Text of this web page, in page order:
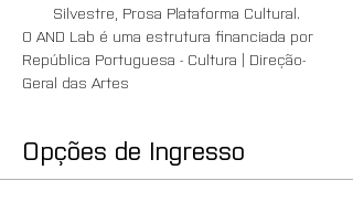
Silvestre, Prosa Plataforma Cultural.
O AND Lab é uma estrutura financiada por
República Portuguesa - Cultura | Direção-
Geral das Artes
Opções de Ingresso